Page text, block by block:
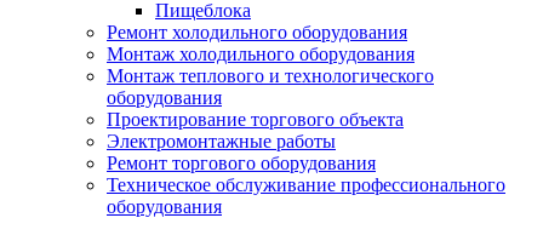
Пищеблока
Ремонт холодильного оборудования
Монтаж холодильного оборудования
Монтаж теплового и технологического
оборудования
Проектирование торгового объекта
Электромонтажные работы
Ремонт торгового оборудования
Техническое обслуживание профессионального
оборудования